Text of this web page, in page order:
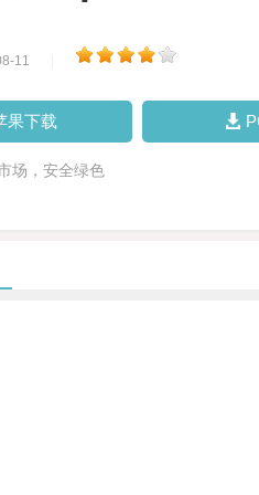
11
果下载
场，安全绿色